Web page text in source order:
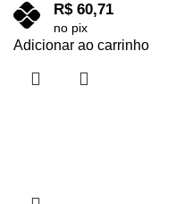
R$60,71
no pix
Adicionar ao carrinho